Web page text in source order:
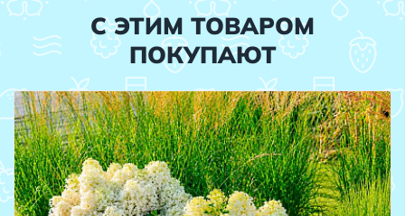
С ЭТИМ ТОВАРОМ
ПОКУПАЮТ